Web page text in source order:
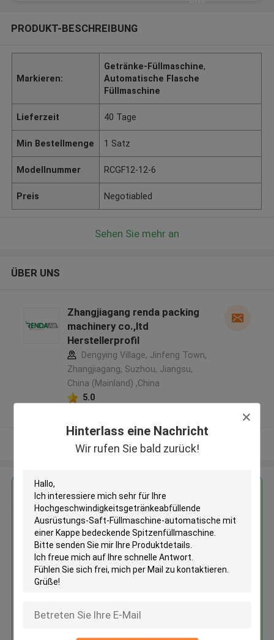
Hinterlass eine Nachricht
Wir rufen Sie bald zurück!
PRODUKT-BESCHREIBUNG
Markieren:
Getränke-Füllmaschine,
Automatische Flasche
Füllmaschine
Lieferzeit 40 Tage
Min Bestellmenge 1 Satz
Modellnummer RCGF12-12-6
Preis Negotiabled
Sehen Sie mehr an
ÜBER UNS
Zhangjiagang renda packing
machinery co.,ltd
Herstellerprofil
Dengying Village, Jinfeng Town,
Zhangjiagang, Suzhou, Jiangsu,
China (Mainland) ,China
5.0
Sehen Sie mehr an
Erhalten Sie den besten Preis für
Hochgeschwindigkeitsgetränkea
bfüllende Ausrüstungs-Saft-
Füllmaschine-automatische mit
einer Kappe bedeckende
Fortsetzen